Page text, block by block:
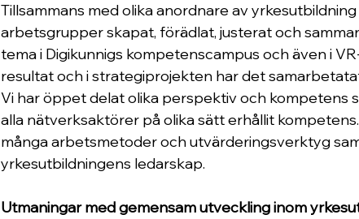
Tillsammans med olika anordnare av
arbetsgrupper skapat, förädlat, justerat och
tema i Digikunnigs kompetenscampus och även i
resultat och i strategiprojekten har det
Vi har öppet delat olika perspektiv och kompetens
alla nätverksaktörer på olika sätt erhållit
många arbetsmetoder och utvärderingsverktyg
yrkesutbildningens ledarskap.
Utmaningar med gemensam utveckling inom